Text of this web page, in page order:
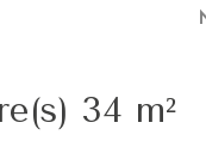
Maison 2 pièce(s) 1 chambre(s) 34 m²